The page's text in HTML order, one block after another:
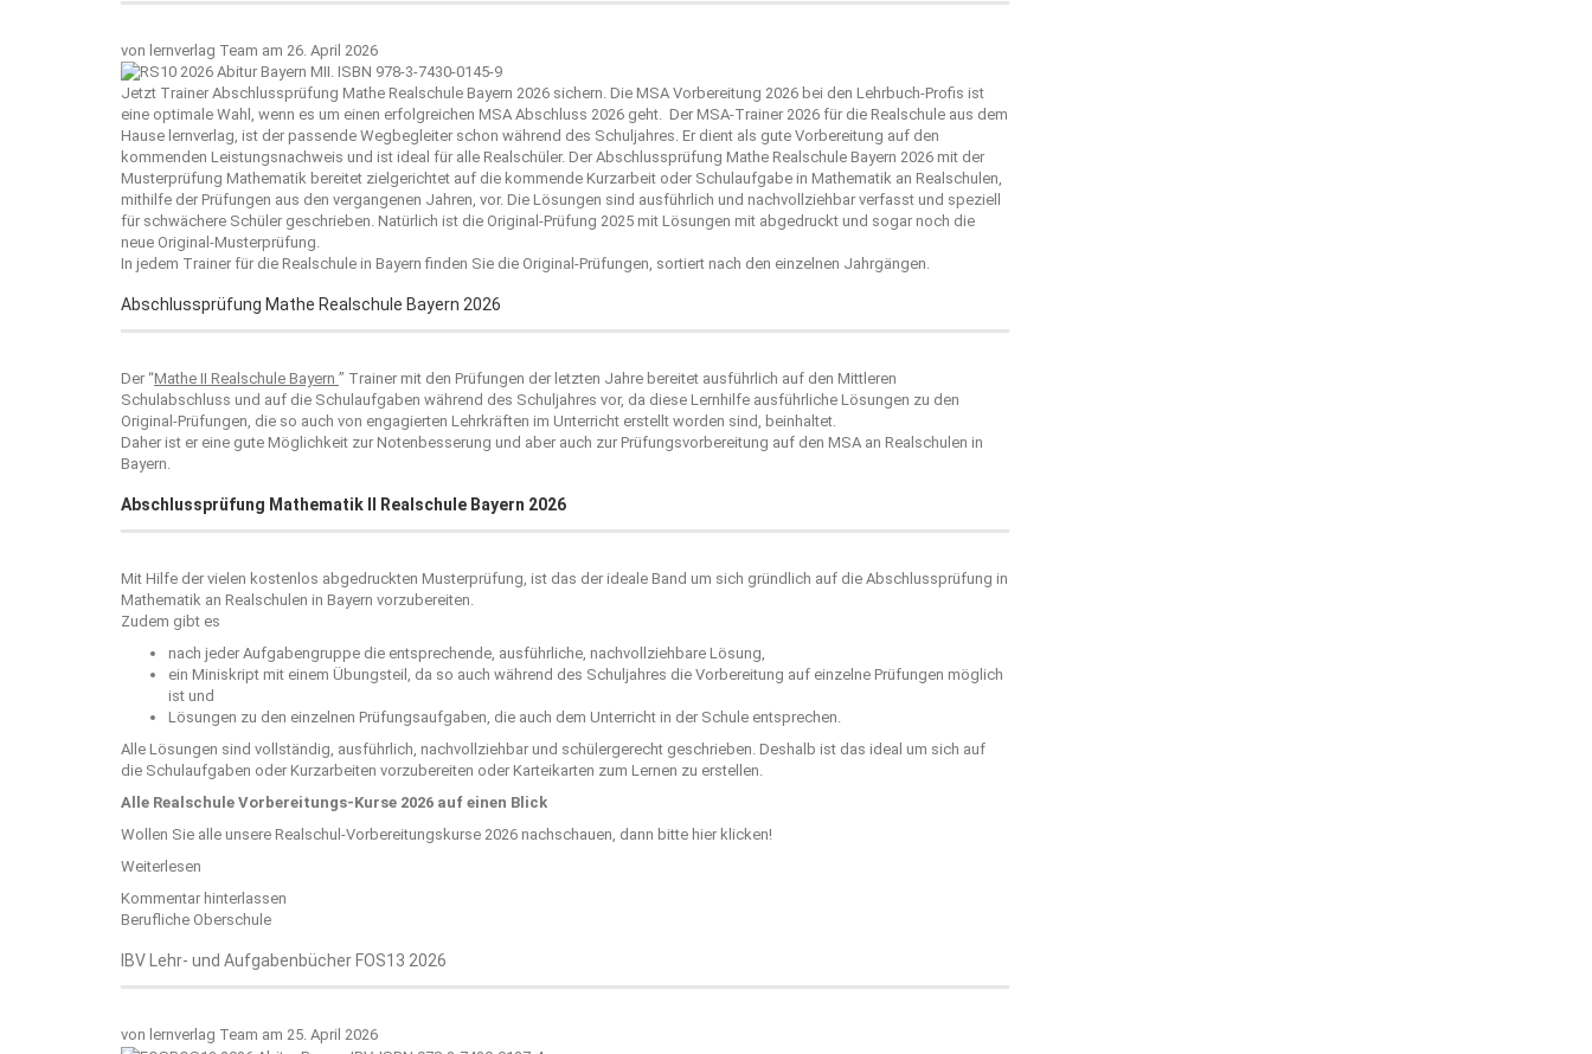
von lernverlag Team am 26. April 2026
Jetzt Trainer Abschlussprüfung Mathe Realschule Bayern 2026 sichern. Die MSA Vorbereitung 2026 bei den Lehrbuch-Profis ist
eine optimale Wahl, wenn es um einen erfolgreichen MSA Abschluss 2026 geht. Der MSA-Trainer 2026 für die Realschule aus dem
Hause lernverlag, ist der passende Wegbegleiter schon während des Schuljahres. Er dient als gute Vorbereitung auf den
kommenden Leistungsnachweis und ist ideal für alle Realschüler. Der Abschlussprüfung Mathe Realschule Bayern 2026 mit der
Musterprüfung Mathematik bereitet zielgerichtet auf die kommende Kurzarbeit oder Schulaufgabe in Mathematik an Realschulen,
mithilfe der Prüfungen aus den vergangenen Jahren, vor. Die Lösungen sind ausführlich und nachvollziehbar verfasst und speziell
für schwächere Schüler geschrieben. Natürlich ist die Original-Prüfung 2025 mit Lösungen mit abgedruckt und sogar noch die
neue Original-Musterprüfung.
In jedem Trainer für die Realschule in Bayern finden Sie die Original-Prüfungen, sortiert nach den einzelnen Jahrgängen.
Abschlussprüfung Mathe Realschule Bayern 2026
Der “Mathe II Realschule Bayern ” Trainer mit den Prüfungen der letzten Jahre bereitet ausführlich auf den Mittleren
Schulabschluss und auf die Schulaufgaben während des Schuljahres vor, da diese Lernhilfe ausführliche Lösungen zu den
Original-Prüfungen, die so auch von engagierten Lehrkräften im Unterricht erstellt worden sind, beinhaltet.
Daher ist er eine gute Möglichkeit zur Notenbesserung und aber auch zur Prüfungsvorbereitung auf den MSA an Realschulen in
Bayern.
Abschlussprüfung Mathematik II Realschule Bayern 2026
Mit Hilfe der vielen kostenlos abgedruckten Musterprüfung, ist das der ideale Band um sich gründlich auf die Abschlussprüfung in
Mathematik an Realschulen in Bayern vorzubereiten.
Zudem gibt es
nach jeder Aufgabengruppe die entsprechende, ausführliche, nachvollziehbare Lösung,
ein Miniskript mit einem Übungsteil, da so auch während des Schuljahres die Vorbereitung auf einzelne Prüfungen möglich
ist und
Lösungen zu den einzelnen Prüfungsaufgaben, die auch dem Unterricht in der Schule entsprechen.
Alle Lösungen sind vollständig, ausführlich, nachvollziehbar und schülergerecht geschrieben. Deshalb ist das ideal um sich auf
die Schulaufgaben oder Kurzarbeiten vorzubereiten oder Karteikarten zum Lernen zu erstellen.
Alle Realschule Vorbereitungs-Kurse 2026 auf einen Blick
Wollen Sie alle unsere Realschul-Vorbereitungskurse 2026 nachschauen, dann bitte hier klicken!
Weiterlesen
Kommentar hinterlassen
Berufliche Oberschule
IBV Lehr- und Aufgabenbücher FOS13 2026
von lernverlag Team am 25. April 2026